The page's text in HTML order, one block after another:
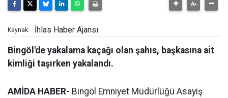
Kaynak: İhlas Haber Ajansı
Bingöl'de yakalama kaçağı olan şahıs, başkasına ait
kimliği taşırken yakalandı.
AMİDA HABER- Bingöl Emniyet Müdürlüğü Asayiş